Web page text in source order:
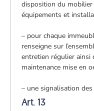
disposition du mobilier
équipements et
– pour chaque
renseigne sur
entretien régulier
maintenance mise en
– une signalisation
Art. 13